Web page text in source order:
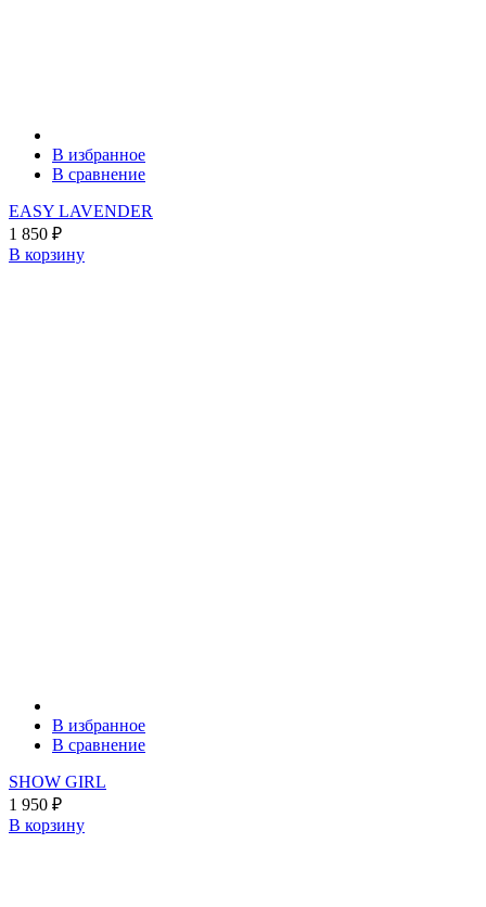
В избранное
В сравнение
EASY LAVENDER
1 850 ₽
В корзину
В избранное
В сравнение
SHOW GIRL
1 950 ₽
В корзину